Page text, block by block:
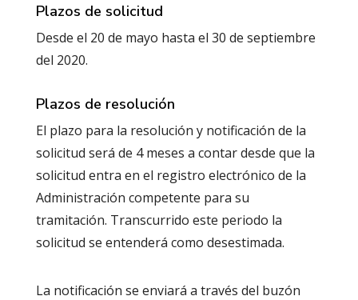
Plazos de solicitud
Desde el 20 de mayo hasta el 30 de septiembre
del 2020.
Plazos de resolución
El plazo para la resolución y notificación de la
solicitud será de 4 meses a contar desde que la
solicitud entra en el registro electrónico de la
Administración competente para su
tramitación. Transcurrido este periodo la
solicitud se entenderá como desestimada.
La notificación se enviará a través del buzón